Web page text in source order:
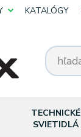
KATALÓGY
TECHNICKÉ
SVIETIDLÁ